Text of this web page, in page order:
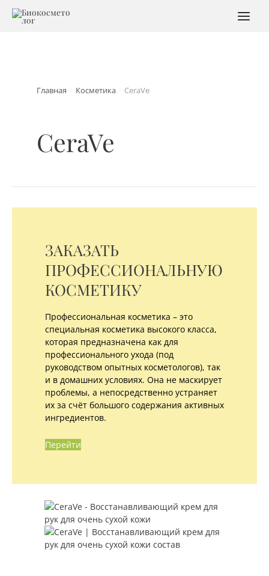
Перейти
Главная Косметика CeraVe
CeraVe
ЗАКАЗАТЬ
ПРОФЕССИОНАЛЬНУЮ
КОСМЕТИКУ
Профессиональная косметика – это
специальная косметика высокого класса,
которая предназначена как для
профессионального ухода (под
руководством опытных косметологов), так
и в домашних условиях. Она не маскирует
проблемы, а непосредственно устраняет
их за счёт большого содержания активных
ингредиентов.
Перейти